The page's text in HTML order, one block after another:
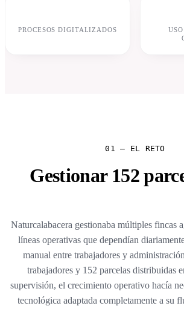
PROCESOS DIGITALIZADOS
01 — EL RETO
Gestionar 152
Naturcalabacera gestionaba múltiples fincas
líneas operativas que dependían
manual entre trabajadores y
trabajadores y 152 parcelas distribuidas
supervisión, el crecimiento operativo hacía
tecnológica adaptada completamente a su